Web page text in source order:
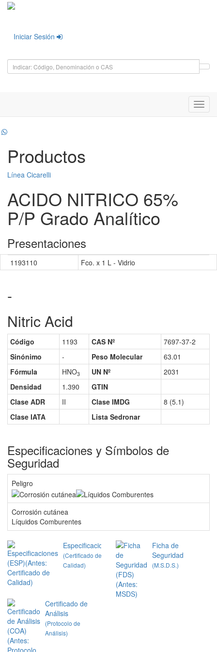
Iniciar Sesión
Productos
Línea Cicarelli
ACIDO NITRICO 65%
P/P Grado Analítico
Presentaciones
1193110 Fco. x 1 L - Vidrio
-
Nitric Acid
Código 1193 CAS Nº
7697-37-2
Sinónimo
- Peso Molecular
63.01
Fórmula
HNO3 UN Nº
2031
Densidad
1.390
GTIN
Clase ADR
II Clase IMDG
8 (5.1)
Clase IATA
Lista Sedronar
Especificaciones y Símbolos de
Seguridad
Peligro
Corrosión cutánea
Líquidos Comburentes
Especificaciones
(Certificado de
Calidad)
Ficha de
Seguridad
(M.S.D.S.)
Certificado de
Análisis
(Protocolo de
Análisis)